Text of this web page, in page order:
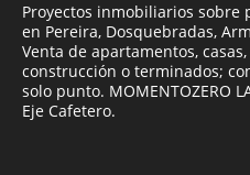
Proyectos inmobiliarios sobre
en Pereira, Dosquebradas,
Venta de apartamentos,
construcción o terminados;
solo punto. MOMENTOZERO
Eje Cafetero.